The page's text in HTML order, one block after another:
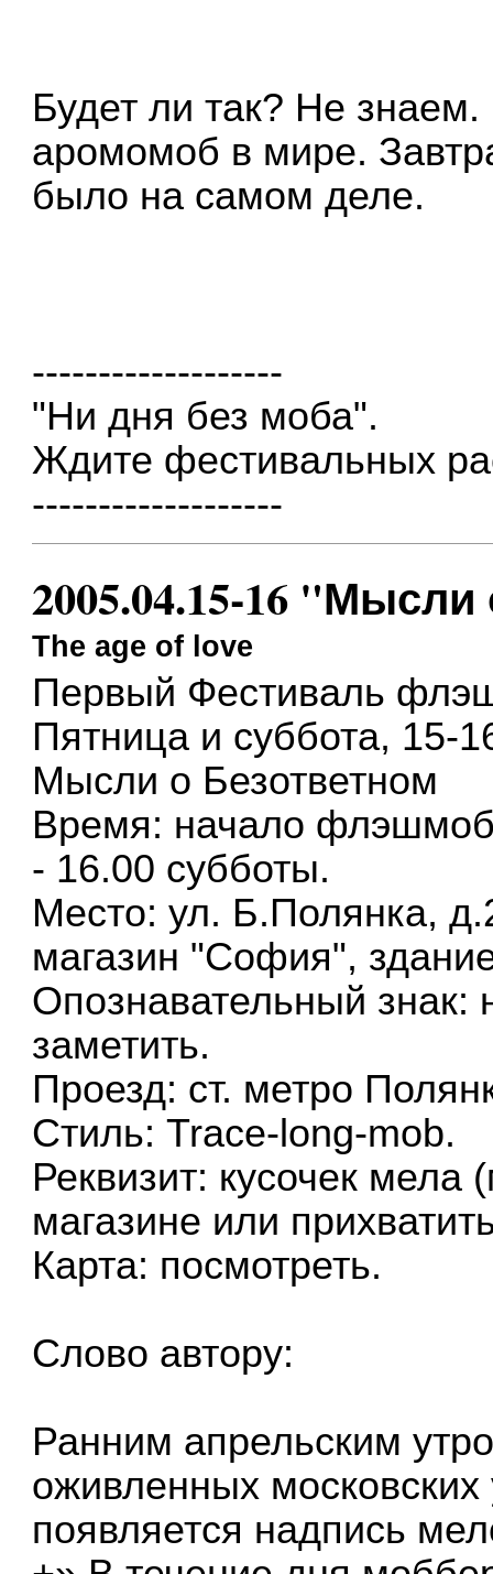
Будет ли так? Не
аромомоб в мире.
было на самом деле.
-------------------
"Ни дня без моба".
Ждите фестивальных
-------------------
2005.04.15-16
The age of love
Первый Фестиваль
Пятница и суббота, 15-
Мысли о Безответном
Время: начало
- 16.00 субботы.
Место: ул. Б.Полянка,
магазин "София",
Опознавательный знак:
заметить.
Проезд: ст. метро
Стиль: Trace-long-mob.
Реквизит: кусочек
магазине или
Карта: посмотреть.
Слово автору:
Ранним апрельским
оживленных
появляется надпись